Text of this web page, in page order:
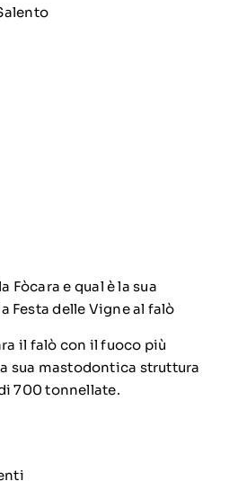
Fòcara e qual è la sua
Festa delle Vigne al falò
il falò con il fuoco più
sua mastodontica struttura
700 tonnellate.